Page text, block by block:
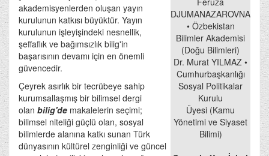
akademisyenlerden oluşan yayın
kurulunun katkısı büyüktür. Yayın
kurulunun işleyişindeki nesnellik,
şeffaflık ve bağımsızlık bilig'in
başarısının devamı için en önemli
güvencedir.
Çeyrek asırlık bir tecrübeye sahip
kurumsallaşmış bir bilimsel dergi
olan bilig'de makalelerin seçimi;
bilimsel niteliği güçlü olan, sosyal
bilimlerde alanına katkı sunan Türk
dünyasının kültürel zenginliği ve güncel
DJUMANAZAROVNA
• Özbekistan
Bilimler Akademisi
(Doğu Bilimleri)
Dr. Murat YILMAZ •
Cumhurbaşkanlığı
Sosyal Politikalar
Kurulu
Üyesi (Kamu
Yönetimi ve Siyaset
Bilimi)